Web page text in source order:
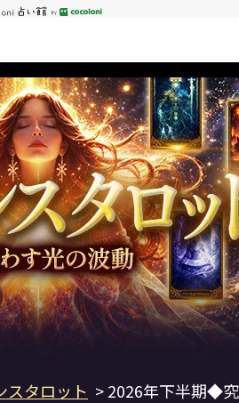
スタロット > 2026年下半期◆